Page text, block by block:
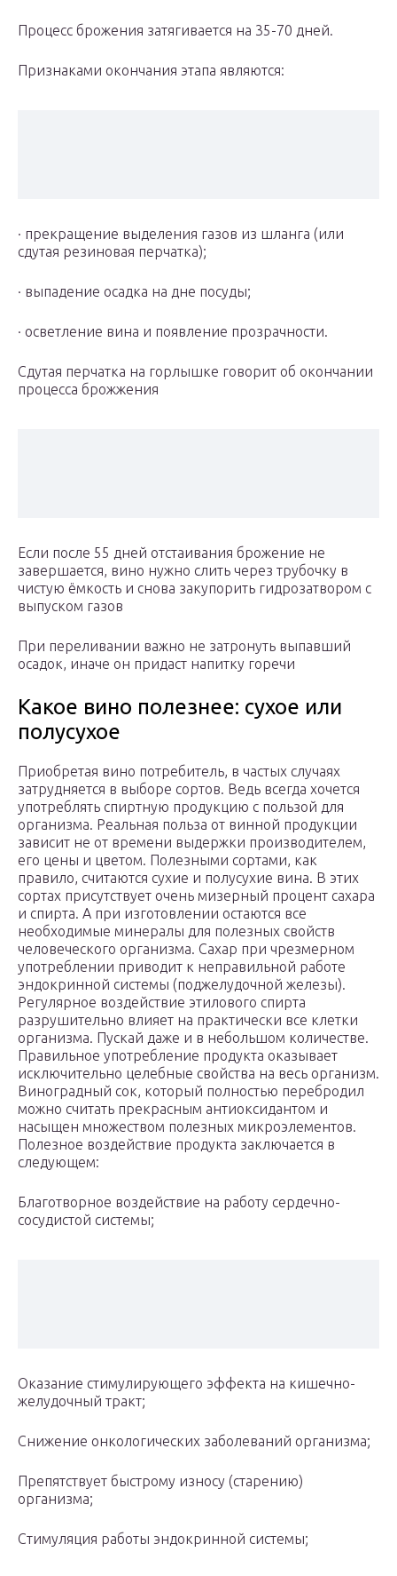
Процесс брожения затягивается на 35-70 дней.
Признаками окончания этапа являются:
· прекращение выделения газов из шланга (или
сдутая резиновая перчатка);
· выпадение осадка на дне посуды;
· осветление вина и появление прозрачности.
Сдутая перчатка на горлышке говорит об окончании
процесса брожжения
Если после 55 дней отстаивания брожение не
завершается, вино нужно слить через трубочку в
чистую ёмкость и снова закупорить гидрозатвором с
выпуском газов
При переливании важно не затронуть выпавший
осадок, иначе он придаст напитку горечи
Какое вино полезнее: сухое или
полусухое
Приобретая вино потребитель, в частых случаях
затрудняется в выборе сортов. Ведь всегда хочется
употреблять спиртную продукцию с пользой для
организма. Реальная польза от винной продукции
зависит не от времени выдержки производителем,
его цены и цветом. Полезными сортами, как
правило, считаются сухие и полусухие вина. В этих
сортах присутствует очень мизерный процент сахара
и спирта. А при изготовлении остаются все
необходимые минералы для полезных свойств
человеческого организма. Сахар при чрезмерном
употреблении приводит к неправильной работе
эндокринной системы (поджелудочной железы).
Регулярное воздействие этилового спирта
разрушительно влияет на практически все клетки
организма. Пускай даже и в небольшом количестве.
Правильное употребление продукта оказывает
исключительно целебные свойства на весь организм.
Виноградный сок, который полностью перебродил
можно считать прекрасным антиоксидантом и
насыщен множеством полезных микроэлементов.
Полезное воздействие продукта заключается в
следующем:
Благотворное воздействие на работу сердечно-
сосудистой системы;
Оказание стимулирующего эффекта на кишечно-
желудочный тракт;
Снижение онкологических заболеваний организма;
Препятствует быстрому износу (старению)
организма;
Стимуляция работы эндокринной системы;